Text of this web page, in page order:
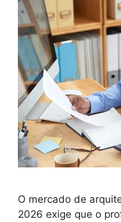
O mercado de
2026 exige que o